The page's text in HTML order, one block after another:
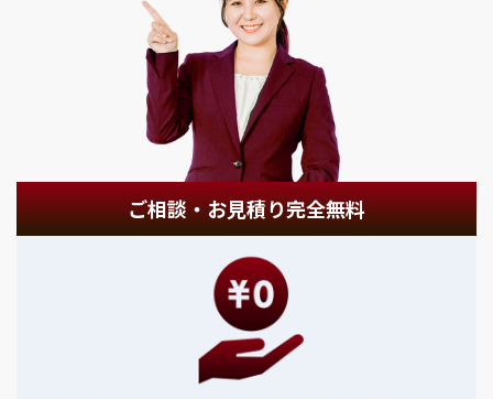
ご相談・お見積り完全無料